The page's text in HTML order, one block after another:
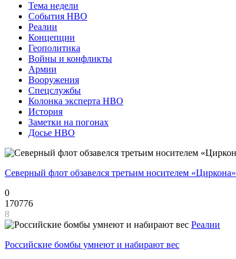
Тема недели
События НВО
Реалии
Концепции
Геополитика
Войны и конфликты
Армии
Вооружения
Спецслужбы
Колонка эксперта НВО
История
Заметки на погонах
Досье НВО
Северный флот обзавелся третьим носителем «Циркона»
0
170776
8
Реалии
Российские бомбы умнеют и набирают вес